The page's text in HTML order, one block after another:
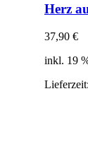
Herz
37,90 €
inkl. 19
Lieferzeit: